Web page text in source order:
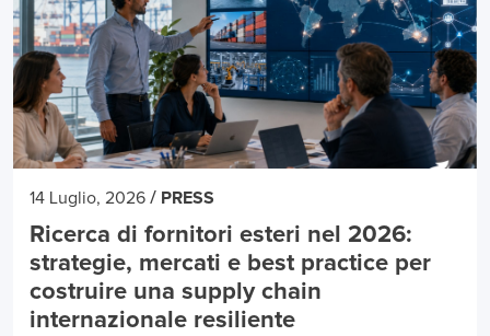
14 Luglio, 2026 / PRESS
Ricerca di fornitori esteri nel 2026:
strategie, mercati e best practice per
costruire una supply chain
internazionale resiliente